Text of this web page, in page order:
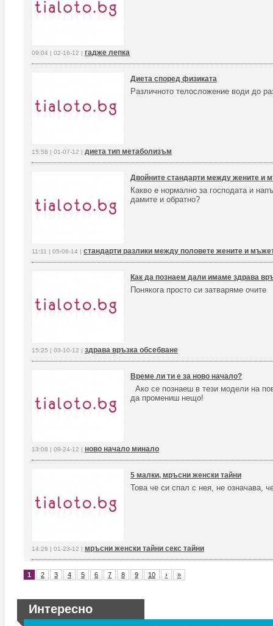
09:04 | 02-16-12 | гадже лепка
Диета според физиката
Различното телосложение води до
15:58 | 01-07-12 | диета тип метаболизъм
Двойните стандарти между жените и
Какво е нормално за господата и
дамите и обратно?
11:11 | 05-06-14 | стандарти разлики между половете жените и
Как да познаем дали имаме здрава
Понякога просто си затваряме очите
15:25 | 03-10-12 | здрава връзка обсебване
Време ли ти е за ново начало?
Ако се познаеш в тези модели на
да промениш нещо!
13:08 | 09-24-12 | ново начало минало
5 малки, мръсни женски тайни
Това че си спал с нея, не означава,
14:26 | 01-23-12 | мръсни женски тайни секс тайни
1 2 3 4 5 6 7 8 9 10 › »
Интересно